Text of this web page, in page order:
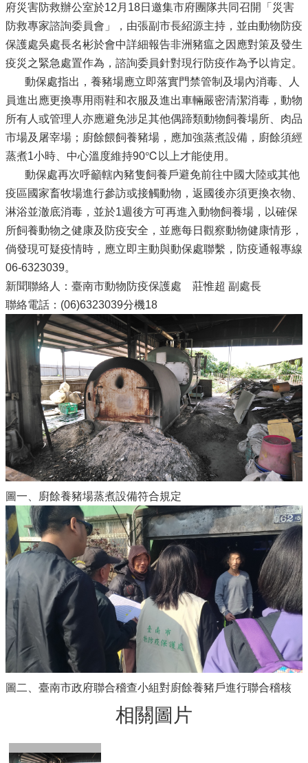
府災害防救辦公室於12月18日邀集市府團隊共同召開「災害
防救專家諮詢委員會」，由張副市長紹源主持，並由動物防疫
保護處吳處長名彬於會中詳細報告非洲豬瘟之因應對策及發生
疫災之緊急處置作為，諮詢委員針對現行防疫作為予以肯定。
動保處指出，養豬場應立即落實門禁管制及場內消毒、人
員進出應更換專用雨鞋和衣服及進出車輛嚴密清潔消毒，動物
所有人或管理人亦應避免涉足其他偶蹄類動物飼養場所、肉品
市場及屠宰場；廚餘餵飼養豬場，應加強蒸煮設備，廚餘須經
蒸煮1小時、中心溫度維持90℃以上才能使用。
動保處再次呼籲轄內豬隻飼養戶避免前往中國大陸或其他
疫區國家畜牧場進行參訪或接觸動物，返國後亦須更換衣物、
淋浴並澈底消毒，並於1週後方可再進入動物飼養場，以確保
所飼養動物之健康及防疫安全，並應每日觀察動物健康情形，
倘發現可疑疫情時，應立即主動與動保處聯繫，防疫通報專線
06-6323039。
新聞聯絡人：臺南市動物防疫保護處 莊惟超 副處長
聯絡電話：(06)6323039分機18
圖一、廚餘養豬場蒸煮設備符合規定
圖二、臺南市政府聯合稽查小組對廚餘養豬戶進行聯合稽核
相關圖片